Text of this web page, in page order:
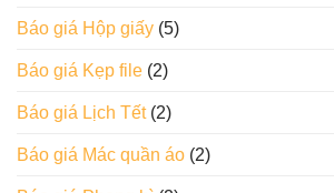
Báo giá Hộp giấy (5)
Báo giá Kẹp file (2)
Báo giá Lịch Tết(2)
Báo giá Mác quần áo (2)